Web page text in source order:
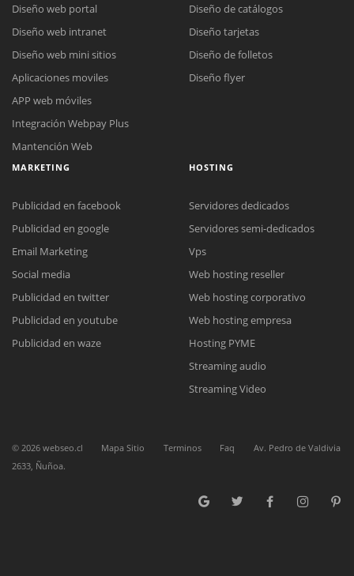
Reunión online
Nuestros ejecutivos le enviarán un correo electrónico con el enlace a
Meet para la reunión online.
Cotización
Complete el formulario y nos contactaremos a la brevedad.
Chat Online
para enviarnos un correo electrónico con sus datos personales.
Diseño web portal
Diseño web intranet
Diseño web mini sitios
Aplicaciones moviles
APP web móviles
Integración Webpay Plus
Mantención Web
Diseño de catálogos
Diseño tarjetas
Diseño de folletos
Diseño flyer
MARKETING
Publicidad en facebook
Publicidad en google
Email Marketing
Social media
Publicidad en twitter
Publicidad en youtube
Publicidad en waze
HOSTING
Servidores dedicados
Servidores semi-dedicados
Vps
Web hosting reseller
Web hosting corporativo
Web hosting empresa
Hosting PYME
Streaming audio
Streaming Video
© 2026 webseo.cl Mapa Sitio Terminos Faq
Av. Pedro de Valdivia
2633, Ñuñoa.